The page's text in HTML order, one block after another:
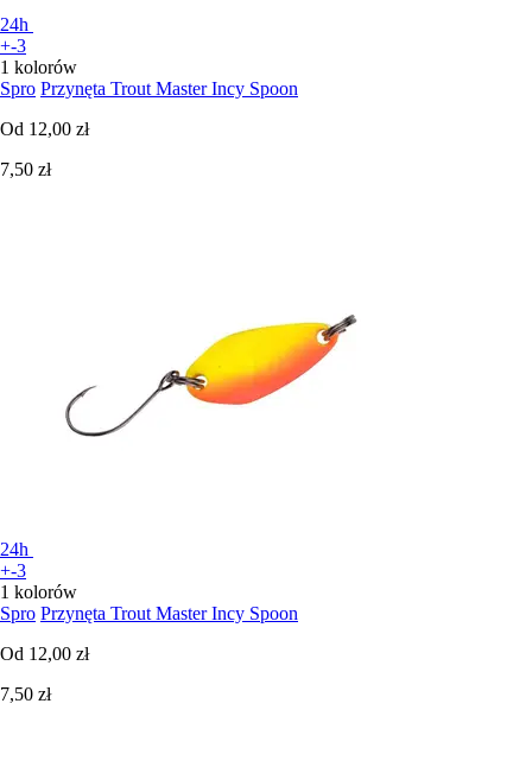
24h
+-3
1 kolorów
Spro Przynęta Trout Master Incy Spoon
Od 12,00 zł
7,50 zł
24h
+-3
1 kolorów
Spro Przynęta Trout Master Incy Spoon
Od 12,00 zł
7,50 zł